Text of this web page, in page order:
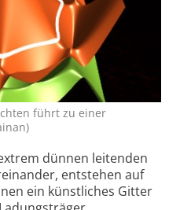
führt zu einer
dünnen leitenden
entstehen auf
ein künstliches Gitter